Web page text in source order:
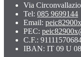
Via
Tel: 085 9699144
Email:
PEC:
C.F.:
IBAN: IT 09 U